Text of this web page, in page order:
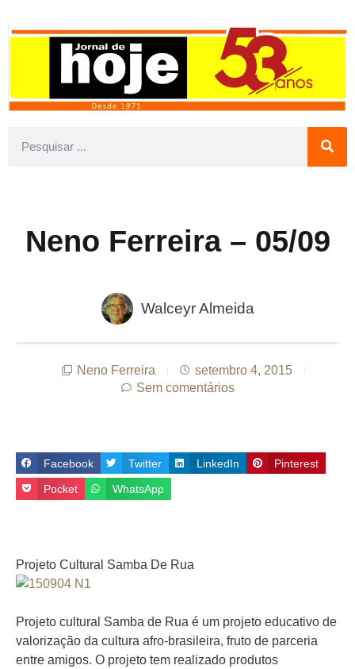
Neno Ferreira – 05/09
Walceyr Almeida
Neno Ferreira
setembro 4, 2015
Sem comentários
Facebook Twitter LinkedIn Pinterest
Pocket WhatsApp
Projeto Cultural Samba De Rua
Projeto cultural Samba de Rua é um projeto educativo de
valorização da cultura afro-brasileira, fruto de parceria
entre amigos. O projeto tem realizado produtos